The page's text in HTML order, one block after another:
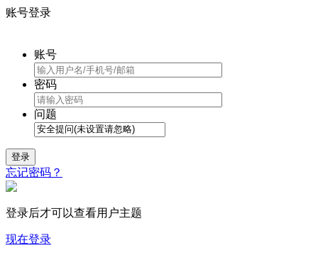
账号登录
账号
密码
问题
登录
忘记密码？
登录后才可以查看用户主题
现在登录